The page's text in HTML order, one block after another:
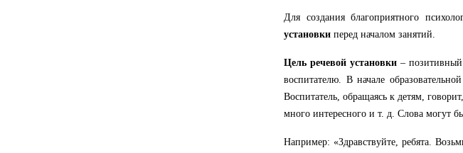
Для создания благоприятного
установки перед началом занятий.
Цель речевой установки – позитивный
воспитателю. В начале
Воспитатель, обращаясь к детям,
много интересного и т. д. Слова могут
Например: «Здравствуйте, ребята.